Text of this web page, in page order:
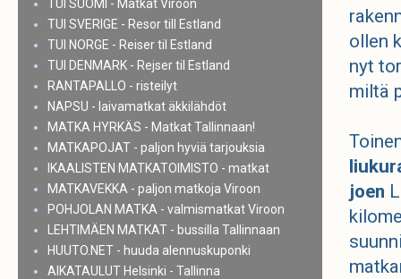
ollen
nyt
miltä
joen
TUI SUOMI - Matkat Viroon
TUI SVERIGE - Resor till Estland
TUI NORGE - Reiser til Estland
TUI DENMARK - Rejser til Estland
RANTAPALLO - risteilyt
NAPSU - laivamatkat äkkilähdöt
MATKA HYRKÄS - Matkat Tallinnaan!
MATKAPOJAT - paljon hyviä tarjouksia
IKAALISTEN MATKATOIMISTO - matkat
MATKAVEKKA - paljon matkoja Viroon
POHJOLAN MATKA - valmismatkat Viroon
LEHTIMÄEN MATKAT - bussilla Tallinnaan
HUUTO.NET - huuda alennuskuponki
AIKATAULUT Helsinki - Tallinna